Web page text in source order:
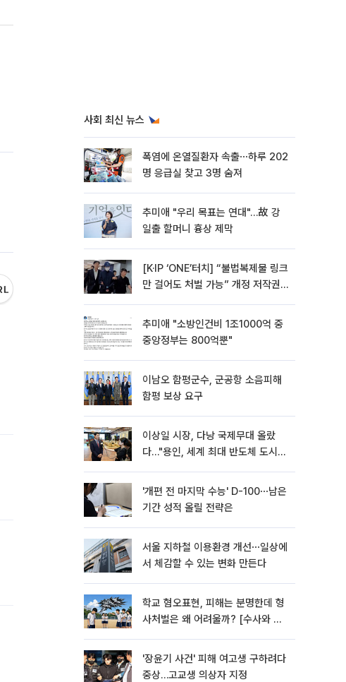
사회 최신 뉴스
폭염에 온열질환자 속출⋯하루 202
명 응급실 찾고 3명 숨져
추미애 "우리 목표는 연대"…故 강
일출 할머니 흉상 제막
[K·IP ‘ONE’터치] “불법복제물 링크
만 걸어도 처벌 가능” 개정 저작권
추미애 "소방인건비 1조1000억 중
중앙정부는 800억뿐"
이남오 함평군수, 군공항 소음피해
함평 보상 요구
이상일 시장, 다낭 국제무대 올랐
다…"용인, 세계 최대 반도체 도시
'개편 전 마지막 수능' D-100⋯남은
기간 성적 올릴 전략은
서울 지하철 이용환경 개선⋯일상에
서 체감할 수 있는 변화 만든다
학교 혐오표현, 피해는 분명한데 형
사처벌은 왜 어려울까? [수사와 재
'장윤기 사건' 피해 여고생 구하려다
중상…고교생 의상자 지정